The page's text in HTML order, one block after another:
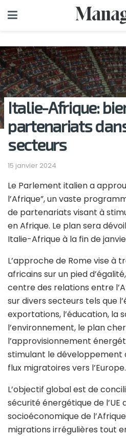
Italie-Afrique:
partenariats
secteurs
15 janvier 2024
Le Parlement italien a
l’Afrique”, un vaste
de partenariats visant à
en Afrique. Le plan sera
Italie-Afrique à la fin de
L’approche de Rome vise à
africains sur un pied
centre des relations entre
sur divers secteurs tels que
exportations, l’éducation, la
l’environnement, le plan
l’approvisionnement
stimulant le développement
flux migratoires vers l’Europe.
L’objectif global est de
sécurité énergétique de
socioéconomique de
migrations irrégulières tout